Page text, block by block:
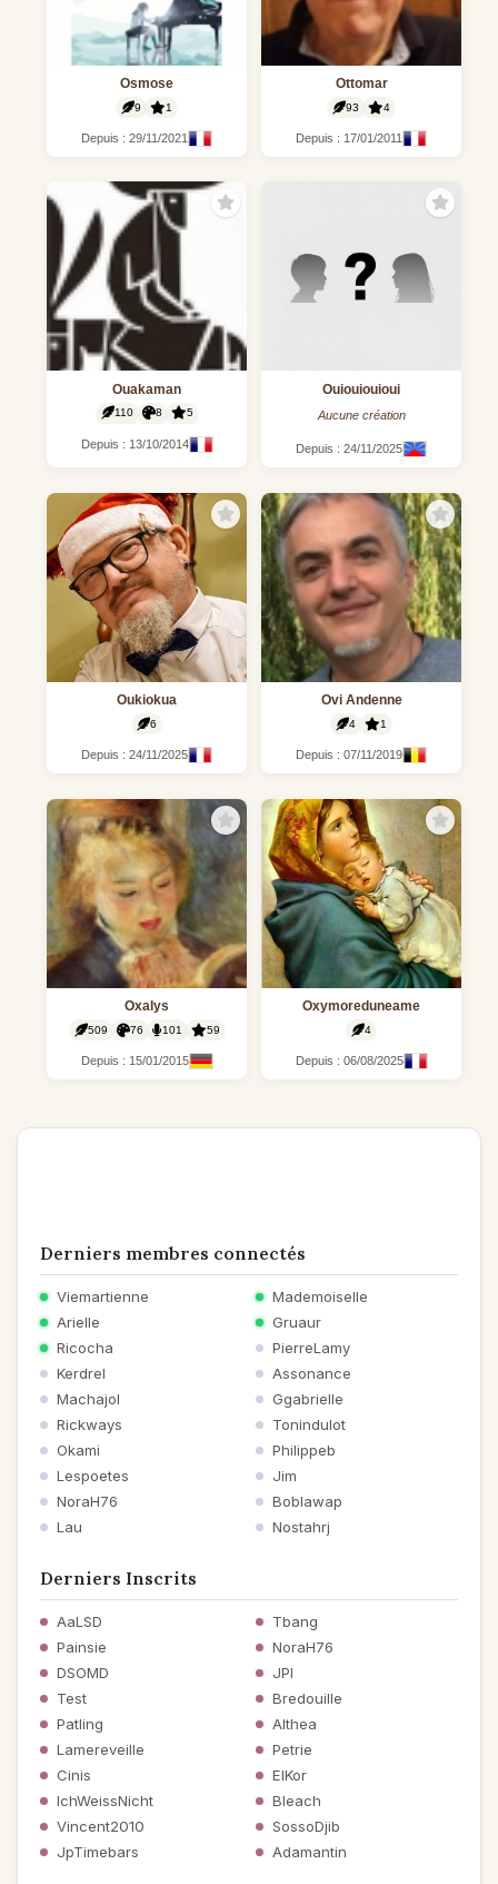
Osmose
9 1
Depuis : 29/11/2021
Ottomar
93 4
Depuis : 17/01/2011
Ouakaman
110 8 5
Depuis : 13/10/2014
Ouiouiouioui
Aucune création
Depuis : 24/11/2025
Oukiokua
6
Depuis : 24/11/2025
Ovi Andenne
4 1
Depuis : 07/11/2019
Oxalys
509 76 101 59
Depuis : 15/01/2015
Oxymoreduneame
4
Depuis : 06/08/2025
Derniers membres connectés
Viemartienne
Mademoiselle
Arielle
Gruaur
Ricocha
PierreLamy
Kerdrel
Assonance
Machajol
Ggabrielle
Rickways
Tonindulot
Okami
Philippeb
Lespoetes
Jim
NoraH76
Boblawap
Lau
Nostahrj
Derniers Inscrits
AaLSD
Tbang
Painsie
NoraH76
DSOMD
JPI
Test
Bredouille
Patling
Althea
Lamereveille
Petrie
Cinis
ElKor
IchWeissNicht
Bleach
Vincent2010
SossoDjib
JpTimebars
Adamantin